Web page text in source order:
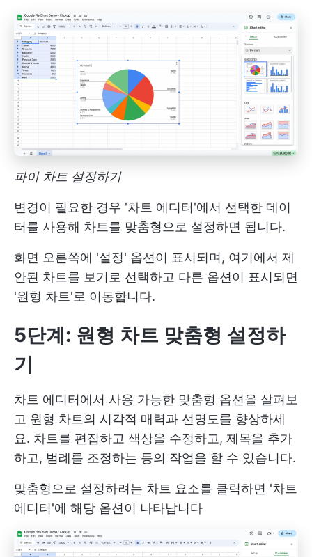
파이 차트 설정하기
변경이 필요한 경우 '차트 에디터'에서 선택한 데이
터를 사용해 차트를 맞춤형으로 설정하면 됩니다.
화면 오른쪽에 '설정' 옵션이 표시되며, 여기에서 제
안된 차트를 보기로 선택하고 다른 옵션이 표시되면
'원형 차트'로 이동합니다.
5단계: 원형 차트 맞춤형 설정하
기
차트 에디터에서 사용 가능한 맞춤형 옵션을 살펴보
고 원형 차트의 시각적 매력과 선명도를 향상하세
요. 차트를 편집하고 색상을 수정하고, 제목을 추가
하고, 범례를 조정하는 등의 작업을 할 수 있습니다.
맞춤형으로 설정하려는 차트 요소를 클릭하면 '차트
에디터'에 해당 옵션이 나타납니다